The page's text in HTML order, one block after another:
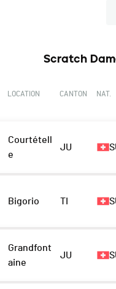
Scratch
LOCATION CANTON NAT.
Courtétell
e
JU
Bigorio TI
Grandfont
aine
JU